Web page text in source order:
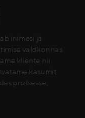
inimesi ja
valdkonnas
kliente nii
kasumit
protsesse.